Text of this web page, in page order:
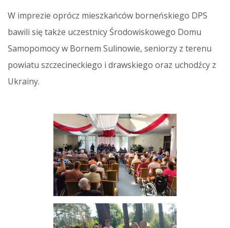
W imprezie oprócz mieszkańców borneńskiego DPS
bawili się także uczestnicy Środowiskowego Domu
Samopomocy w Bornem Sulinowie, seniorzy z terenu
powiatu szczecineckiego i drawskiego oraz uchodźcy z
Ukrainy.